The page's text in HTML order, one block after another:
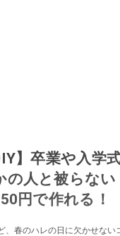
】卒業や入学
人と被らない
円で作れる！
、春のハレの日に欠かせない